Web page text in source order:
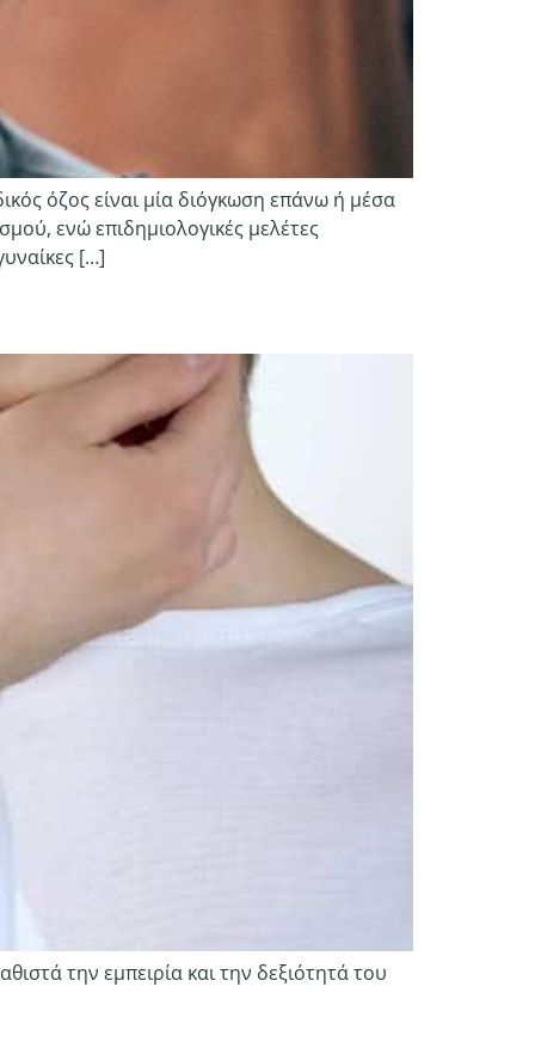
όζος είναι μία διόγκωση επάνω ή μέσα
ενώ επιδημιολογικές μελέτες
[…]
την εμπειρία και την δεξιότητά του